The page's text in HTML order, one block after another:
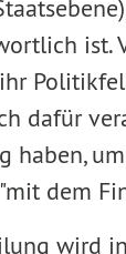
ist.
dafür
haben,
dem
wird